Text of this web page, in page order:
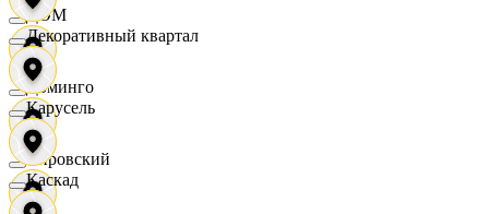
ДОМ
Доминго
Кировский
Декоративный квартал
Карусель
Каскад